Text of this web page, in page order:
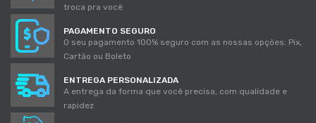
troca pra você
PAGAMENTO SEGURO
O seu pagamento 100% seguro com as nossas opções: Pix,
Cartão ou Boleto
ENTREGA PERSONALIZADA
A entrega da forma que você precisa, com qualidade e
rapidez